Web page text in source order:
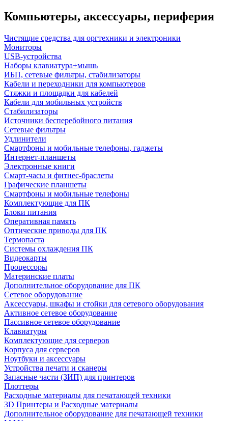
Компьютеры, аксессуары, периферия
Чистящие средства для оргтехники и электроники
Мониторы
USB-устройства
Наборы клавиатура+мышь
ИБП, сетевые фильтры, стабилизаторы
Кабели и переходники для компьютеров
Стяжки и площадки для кабелей
Кабели для мобильных устройств
Стабилизаторы
Источники бесперебойного питания
Сетевые фильтры
Удлинители
Смартфоны и мобильные телефоны, гаджеты
Интернет-планшеты
Электронные книги
Смарт-часы и фитнес-браслеты
Графические планшеты
Смартфоны и мобильные телефоны
Комплектующие для ПК
Блоки питания
Оперативная память
Оптические приводы для ПК
Термопаста
Системы охлаждения ПК
Видеокарты
Процессоры
Материнские платы
Дополнительное оборудование для ПК
Сетевое оборудование
Аксессуары, шкафы и стойки для сетевого оборудования
Активное сетевое оборудование
Пассивное сетевое оборудование
Клавиатуры
Комплектующие для серверов
Корпуса для серверов
Ноутбуки и аксессуары
Устройства печати и сканеры
Запасные части (ЗИП) для принтеров
Плоттеры
Расходные материалы для печатающей техники
3D Принтеры и Расходные материалы
Дополнительное оборудование для печатающей техники